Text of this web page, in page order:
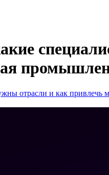
отрасли и как